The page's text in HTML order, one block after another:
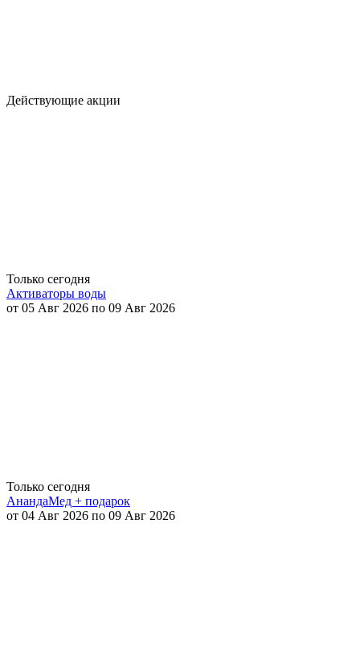
Действующие акции
Только сегодня
Активаторы воды
от 05 Авг 2026 по 09 Авг 2026
Только сегодня
АнандаМед + подарок
от 04 Авг 2026 по 09 Авг 2026